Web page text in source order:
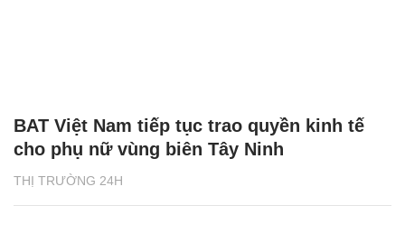
THỊ TRƯỜNG 24H
BAT Việt Nam tiếp tục trao quyền kinh tế
cho phụ nữ vùng biên Tây Ninh